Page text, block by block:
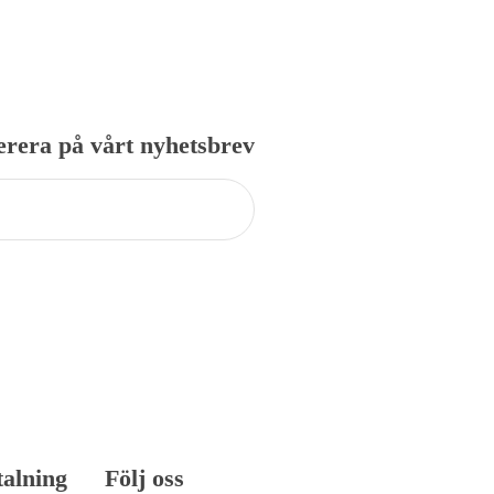
på vårt nyhetsbrev
Följ oss